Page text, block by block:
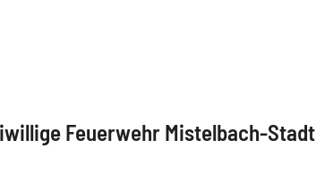
Feuerwehr Mistelbach-Stadt